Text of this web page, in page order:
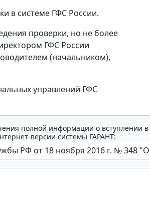
в системе ГФС России.
проверки, но не более
ГФС России
(начальником),
управлений ГФС
полной информации о вступлении
версии системы ГАРАНТ: